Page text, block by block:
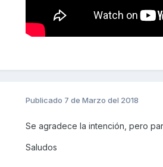
Publicado 7 de Marzo del 2018
Se agradece la intención, pero
Saludos